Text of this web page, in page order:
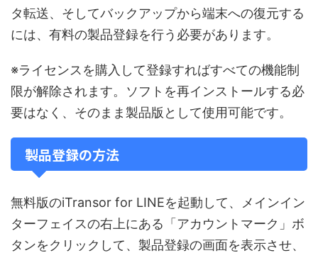
タ転送、そしてバックアップから端末への復元する
には、有料の製品登録を行う必要があります。
※ライセンスを購入して登録すればすべての機能制
限が解除されます。ソフトを再インストールする必
要はなく、そのまま製品版として使用可能です。
製品登録の方法
無料版のiTransor for LINEを起動して、メインイン
ターフェイスの右上にある「アカウントマーク」ボ
タンをクリックして、製品登録の画面を表示させ、